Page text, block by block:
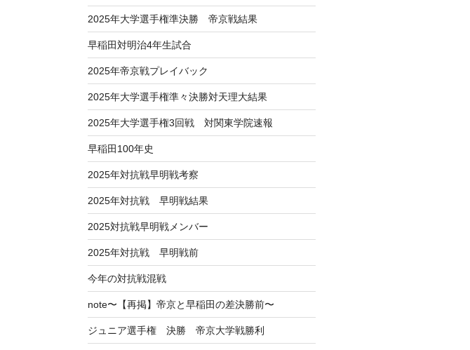
2025年大学選手権準決勝 帝京戦結果
早稲田対明治4年生試合
2025年帝京戦プレイバック
2025年大学選手権準々決勝対天理大結果
2025年大学選手権3回戦 対関東学院速報
早稲田100年史
2025年対抗戦早明戦考察
2025年対抗戦 早明戦結果
2025対抗戦早明戦メンバー
2025年対抗戦 早明戦前
今年の対抗戦混戦
note〜【再掲】帝京と早稲田の差決勝前〜
ジュニア選手権 決勝 帝京大学戦勝利